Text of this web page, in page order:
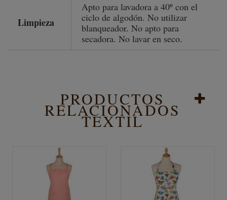
Limpieza
Apto para lavadora a 40º con el
ciclo de algodón. No utilizar
blanqueador. No apto para
secadora. No lavar en seco.
PRODUCTOS
RELACIONADOS
TEXTIL